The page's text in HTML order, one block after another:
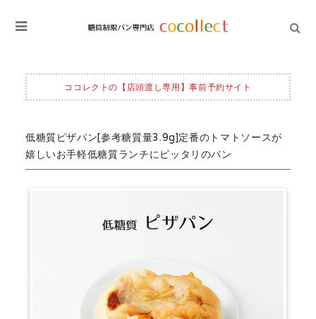
ココレクトの【店頭渡し専用】事前予約サイト
低糖質ピザパン[参考糖質量3.9g]定番のトマトソースが
嬉しいお手軽低糖質ランチにピッタリのパン